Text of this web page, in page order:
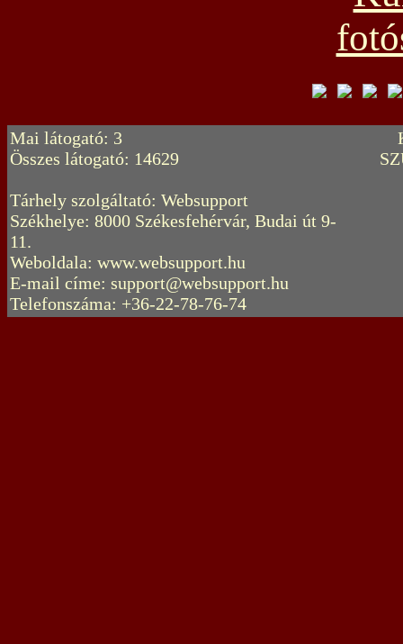
Mai látogató: 3
Összes látogató: 14629
Tárhely szolgáltató: Websupport
Székhelye: 8000 Székesfehérvár, Budai út 9-
11.
Weboldala: www.websupport.hu
E-mail címe: support@websupport.hu
Telefonszáma: +36-22-78-76-74